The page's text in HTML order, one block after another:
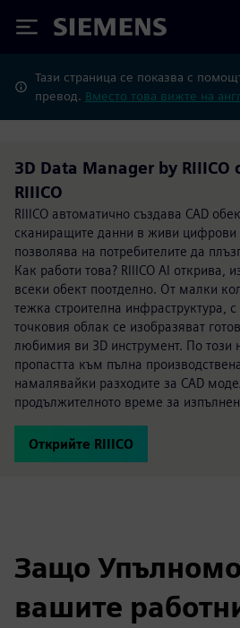
Siemens
Тази страница се показва с
превод. Вместо това вижте на
3D Data Manager by RIIICO
RIIICO
RIIICO автоматично създава CAD
сканиращите данни в живи цифрови
позволява на потребителите да
Как работи това? RIIICO AI открива,
всеки обект поотделно. От малки
тежка строителна инфраструктура, с
точковия облак се изобразяват
любимия ви 3D инструмент. По този
пропастта към пълна
намалявайки разходите за CAD
продължителното време за
Открийте RIIICO
Защо
вашите